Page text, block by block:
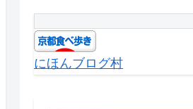
にほんブログ村